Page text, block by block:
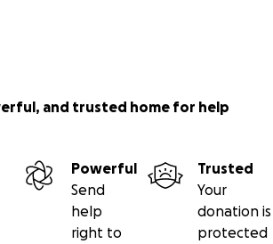
and trusted home for help
Powerful
Send
help
right to
Trusted
Your
donation is
protected